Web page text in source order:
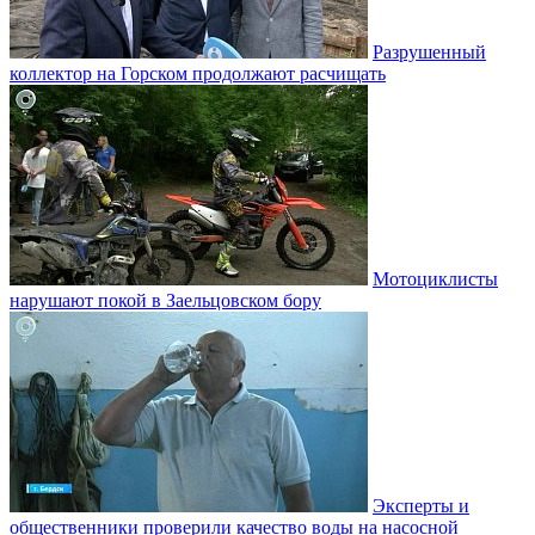
Разрушенный
коллектор на Горском продолжают расчищать
Мотоциклисты
нарушают покой в Заельцовском бору
Эксперты и
общественники проверили качество воды на насосной